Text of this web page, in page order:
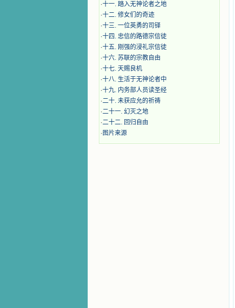
·十一. 踏入无神论者之地
·十二. 修女们的奇迹
·十三. 一位英勇的司铎
·十四. 忠信的路德宗信徒
·十五. 刚强的浸礼宗信徒
·十六. 苏联的宗教自由
·十七. 天赐良机
·十八. 生活于无神论者中
·十九. 内务部人员读圣经
·二十. 未获应允的祈祷
·二十一. 幻灭之地
·二十二. 回归自由
·图片来源